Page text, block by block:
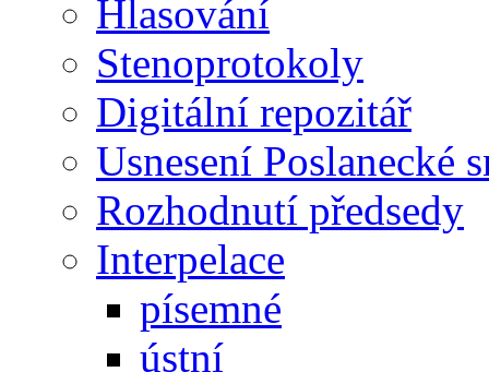
Hlasování
Stenoprotokoly
Digitální repozitář
Usnesení Poslanecké
Rozhodnutí předsedy
Interpelace
písemné
ústní